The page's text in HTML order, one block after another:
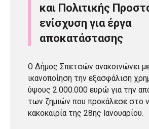
και Πολιτικής
ενίσχυση για έργα
αποκατάστασης
Ο Δήμος Σπετσών ανακοινώνει με
ικανοποίηση την εξασφάλιση
ύψους 2.000.000 ευρώ για την
των ζημιών που προκάλεσε στο
κακοκαιρία της 28ης Ιανουαρίου.